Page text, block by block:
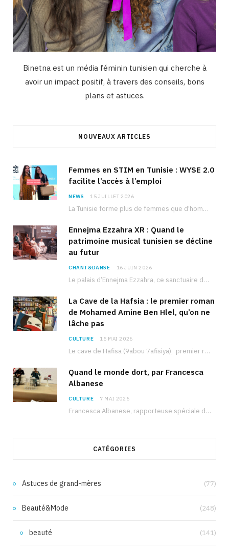
Binetna est un média féminin tunisien qui cherche à
avoir un impact positif, à travers des conseils, bons
plans et astuces.
NOUVEAUX ARTICLES
Femmes en STIM en Tunisie : WYSE 2.0
facilite l’accès à l’emploi
NEWS 15 JUILLET 2026
La Tunisie forme plus de femmes que d’hommes dans les filières scientifiques. Pourtant, pour beaucoup…
Ennejma Ezzahra XR : Quand le
patrimoine musical tunisien se décline
au futur
CHANT&DANSE 16 JUIN 2026
Le palais d’Ennejma Ezzahra, ce sanctuaire de la musique tunisienne et méditerranéenne construit par le…
La Cave de la Hafsia : le premier roman
de Mohamed Amine Ben Hlel, qu’on ne
lâche pas
CULTURE 15 MAI 2026
Le cave de Hafisa (9abou 7afisiya), premier roman du journaliste tunisien Mohamed Amine Ben Hlel,…
Quand le monde dort, par Francesca
Albanese
CULTURE 7 MAI 2026
Francesca Albanese, rapporteuse spéciale de l’ONU sur les territoires palestiniens occupés, était à Tunis pour…
CATÉGORIES
Astuces de grand-mères (77)
Beauté&Mode (248)
beauté (141)